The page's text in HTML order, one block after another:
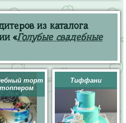
из каталога
«Голубые свадебные
торт
Тиффани